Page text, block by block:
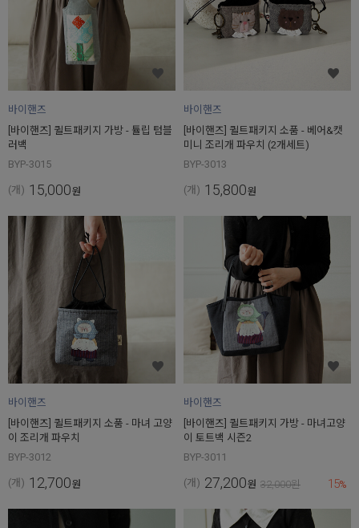
바이핸즈
[바이핸즈] 퀼트패키지 가방 - 튤립 텀블
러백
BYP-3015
(개) 15,000원
바이핸즈
[바이핸즈] 퀼트패키지 소품 - 베어&캣
미니 조리개 파우치 (2개세트)
BYP-3013
(개) 15,800원
바이핸즈
[바이핸즈] 퀼트패키지 소품 - 마녀 고양
이 조리개 파우치
BYP-3012
(개) 12,700원
바이핸즈
[바이핸즈] 퀼트패키지 가방 - 마녀고양
이 토트백 시즌2
BYP-3011
(개) 27,200원 32,000원 15%